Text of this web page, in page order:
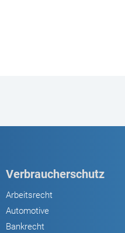
Verbraucherschutz
Arbeitsrecht
Automotive
Bankrecht